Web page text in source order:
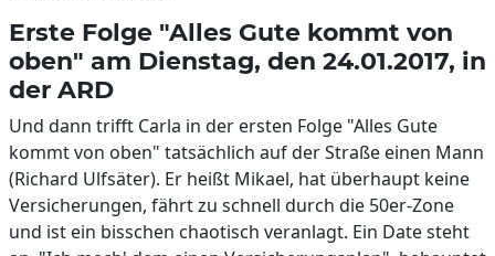
Erste Folge "Alles Gute kommt von
oben" am Dienstag, den 24.01.2017, in
der ARD
Und dann trifft Carla in der ersten Folge "Alles Gute
kommt von oben" tatsächlich auf der Straße einen Mann
(Richard Ulfsäter). Er heißt Mikael, hat überhaupt keine
Versicherungen, fährt zu schnell durch die 50er-Zone
und ist ein bisschen chaotisch veranlagt. Ein Date steht